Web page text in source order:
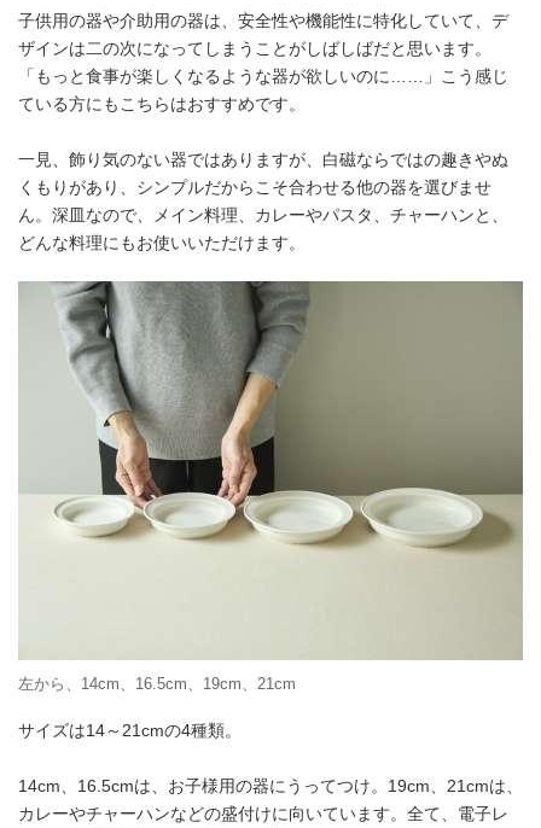
子供用の器や介助用の器は、安全性や機能性に特化していて、デ
ザインは二の次になってしまうことがしばしばだと思います。
「もっと食事が楽しくなるような器が欲しいのに……」こう感じ
ている方にもこちらはおすすめです。
一見、飾り気のない器ではありますが、白磁ならではの趣きやぬ
くもりがあり、シンプルだからこそ合わせる他の器を選びませ
ん。深皿なので、メイン料理、カレーやパスタ、チャーハンと、
どんな料理にもお使いいただけます。
左から、14cm、16.5cm、19cm、21cm
サイズは14～21cmの4種類。
14cm、16.5cmは、お子様用の器にうってつけ。19cm、21cmは、
カレーやチャーハンなどの盛付けに向いています。全て、電子レ